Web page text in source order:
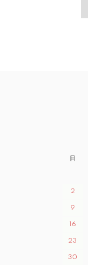
日
2
9
16
23
30